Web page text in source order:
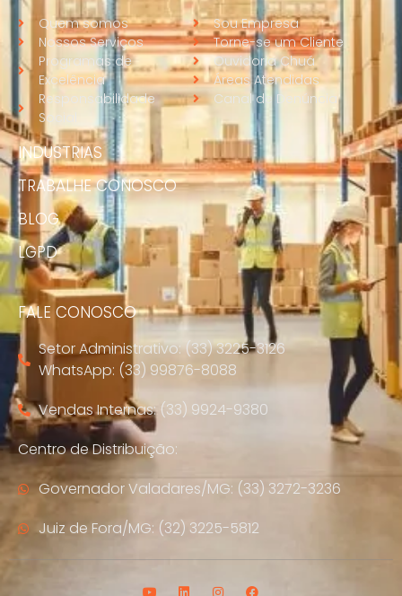
Quem somos
Nossos Serviços
Programas de
Excelência
Responsabilidade
Social
INDUSTRIAS
TRABALHE CONOSCO
BLOG
LGPD
Sou Empresa
Torne-se um Cliente
Ouvidoria Chuá
Áreas Atendidas
Canal de Denúncia
FALE CONOSCO
Setor Administrativo: (33) 3225-3126
WhatsApp: (33) 99876-8088
Vendas Internas: (33) 9924-9380
Centro de Distribuição:
Governador Valadares/MG: (33) 3272-3236
Juiz de Fora/MG: (32) 3225-5812